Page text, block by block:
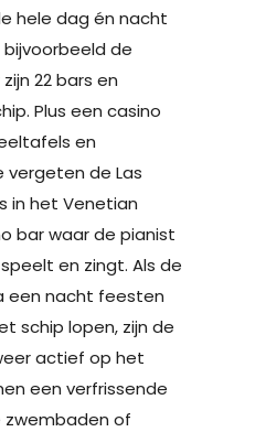
hele dag én nacht
de
22 bars en
Plus een casino
en
vergeten de Las
in het Venetian
bar waar de pianist
en zingt. Als de
een nacht feesten
schip lopen, zijn de
actief op het
een verfrissende
zwembaden of